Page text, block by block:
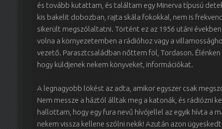
és tovább kutattam, és találtam egy Minerva típusú
kis bakelit dobozban, rajta skála fokokkal, nem is
sikerült megszólaltatni. Történt ez az 1956 utáni
volna a környezetemben a rádióhoz vagy a
vezető. Parasztcsaládban nőttem föl, Tordason.
hogy küldjenek nekem könyveket, információkat.
A legnagyobb lökést az adta, amikor egyszer csak
Nem messze a háztól álltak meg a katonák, és rádiózni
hallottam, hogy egy fura nevű hívójellel az egyik hívta a
nekem vissza kellene szólni nekik! Azután azon